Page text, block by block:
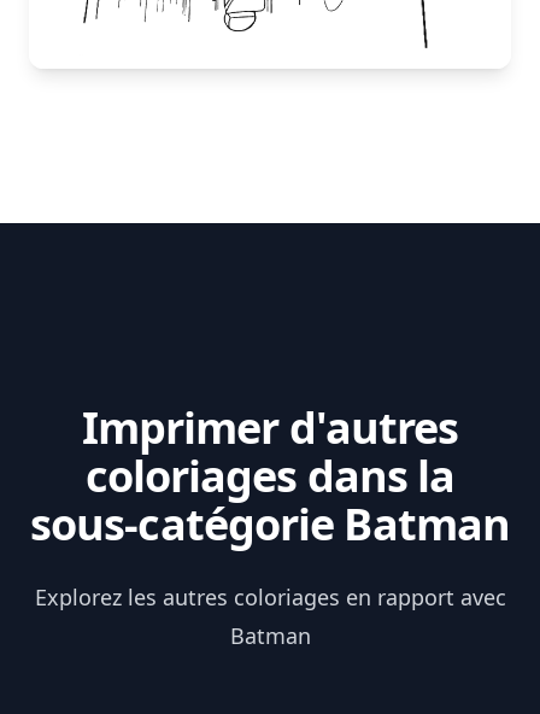
Imprimer d'autres
coloriages dans la
sous-catégorie Batman
Explorez les autres coloriages en rapport avec
Batman